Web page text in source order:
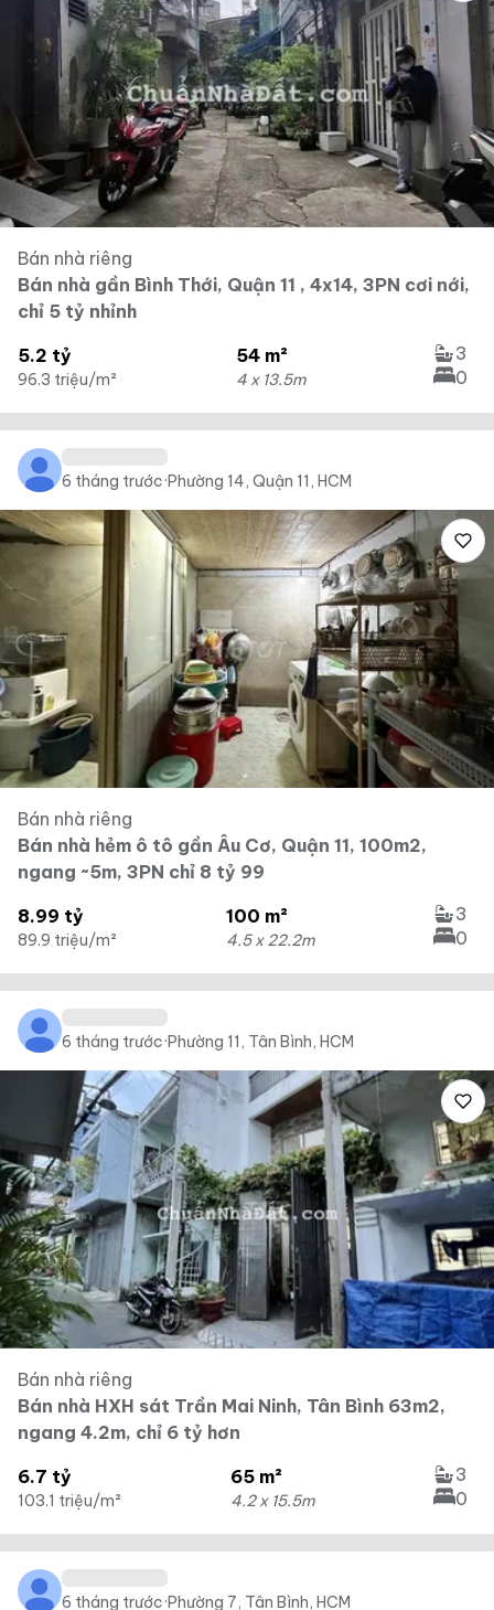
Bán nhà riêng
Bán nhà gần Bình Thới, Quận 11 , 4x14, 3PN cơi nới,
chỉ 5 tỷ nhỉnh
5.2 tỷ
96.3 triệu/m²
54 m²
4 x 13.5m
3
0
6 tháng trước·Phường 14, Quận 11, HCM
Bán nhà riêng
Bán nhà hẻm ô tô gần Âu Cơ, Quận 11, 100m2,
ngang ~5m, 3PN chỉ 8 tỷ 99
8.99 tỷ
89.9 triệu/m²
100 m²
4.5 x 22.2m
3
0
6 tháng trước·Phường 11, Tân Bình, HCM
Bán nhà riêng
Bán nhà HXH sát Trần Mai Ninh, Tân Bình 63m2,
ngang 4.2m, chỉ 6 tỷ hơn
6.7 tỷ
103.1 triệu/m²
65 m²
4.2 x 15.5m
3
0
6 tháng trước·Phường 7, Tân Bình, HCM